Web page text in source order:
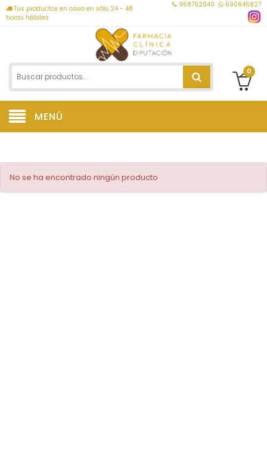
Tus productos en casa en sólo 24 - 48
horas hábiles
958792840 690646827
0
MENÚ
No se ha encontrado ningún producto